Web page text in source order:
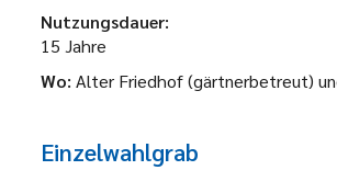
Nutzungsdauer:
15 Jahre
Wo: Alter Friedhof (gärtnerbetreut)
Einzelwahlgrab